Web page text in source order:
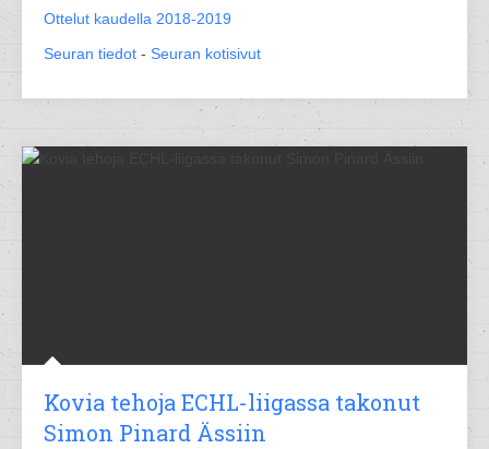
Ottelut kaudella 2018-2019
Seuran tiedot - Seuran kotisivut
Kovia tehoja ECHL-liigassa takonut
Simon Pinard Ässiin